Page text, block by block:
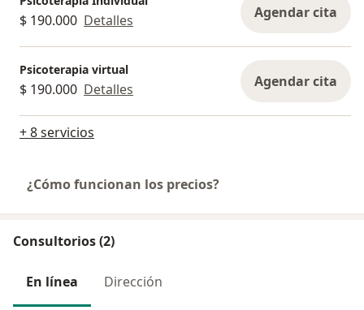
$ 190.000 Detalles Agendar cita
Psicoterapia virtual
$ 190.000 Detalles Agendar cita
+ 8 servicios
¿Cómo funcionan los precios?
Consultorios (2)
En línea Dirección